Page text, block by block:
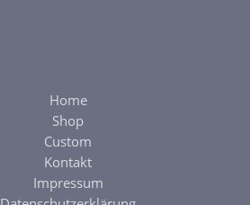
y
Home
Shop
Custom
Kontakt
Impressum